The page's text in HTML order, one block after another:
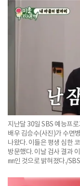
지난달 30일 SBS 예능프
배우 김승수(사진)가 수면
나왔다. 이들은 평생 심한
방문했다. 이날 검사 결과
㎜인 것으로 밝혀졌다./